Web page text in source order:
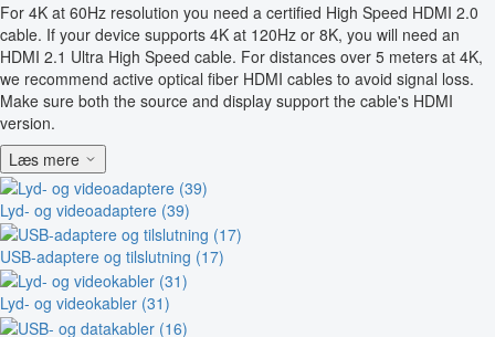
For 4K at 60Hz resolution you need a certified High Speed HDMI 2.0
cable. If your device supports 4K at 120Hz or 8K, you will need an
HDMI 2.1 Ultra High Speed cable. For distances over 5 meters at 4K,
we recommend active optical fiber HDMI cables to avoid signal loss.
Make sure both the source and display support the cable's HDMI
version.
Læs mere
Lyd- og videoadaptere (39)
USB-adaptere og tilslutning (17)
Lyd- og videokabler (31)